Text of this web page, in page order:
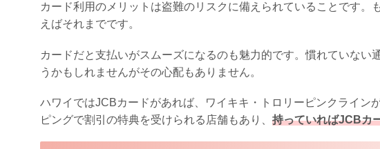
カード利用のメリットは盗難のリスクに備えられていることです。
えばそれまでです。
カードだと支払いがスムーズになるのも魅力的です。慣れていない
うかもしれませんがその心配もありません。
ハワイではJCBカードがあれば、ワイキキ・トロリーピンクライン
ピングで割引の特典を受けられる店舗もあり、 持っていればJCBカ